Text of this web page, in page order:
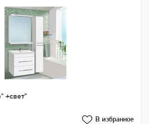
+свет"
В избранное